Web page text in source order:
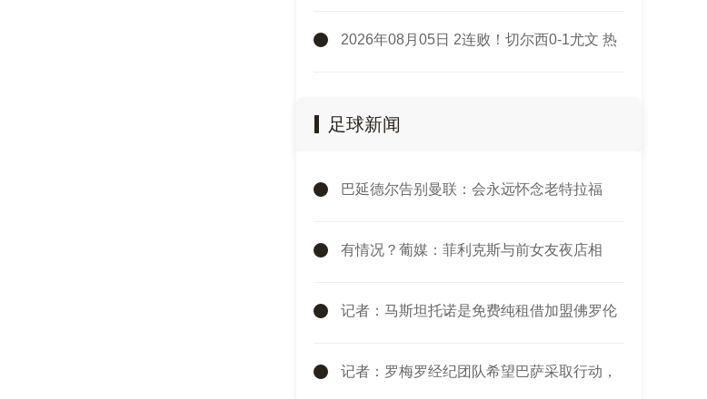
2026年08月05日 2连败！切尔西0-1尤文 热
足球新闻
巴延德尔告别曼联：会永远怀念老特拉福
有情况？葡媒：菲利克斯与前女友夜店相
记者：马斯坦托诺是免费纯租借加盟佛罗伦
记者：罗梅罗经纪团队希望巴萨采取行动，